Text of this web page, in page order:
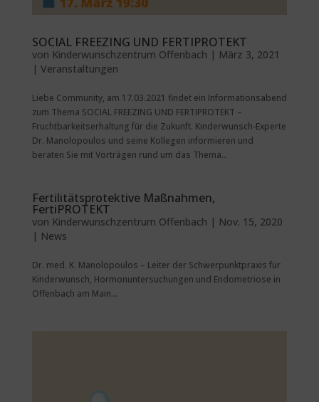
SOCIAL FREEZING UND FERTIPROTEKT
von Kinderwunschzentrum Offenbach | März 3, 2021
| Veranstaltungen
Liebe Community, am 17.03.2021 findet ein Informationsabend
zum Thema SOCIAL FREEZING UND FERTIPROTEKT –
Fruchtbarkeitserhaltung für die Zukunft. Kinderwunsch-Experte
Dr. Manolopoulos und seine Kollegen informieren und
beraten Sie mit Vorträgen rund um das Thema...
Fertilitätsprotektive Maßnahmen,
FertiPROTEKT
von Kinderwunschzentrum Offenbach | Nov. 15, 2020
| News
Dr. med. K. Manolopoulos – Leiter der Schwerpunktpraxis für
Kinderwunsch, Hormonuntersuchungen und Endometriose in
Offenbach am Main...